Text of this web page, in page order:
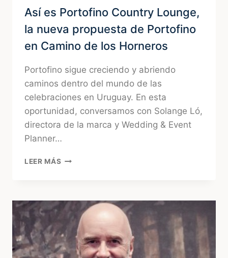
Así es Portofino Country Lounge,
la nueva propuesta de Portofino
en Camino de los Horneros
Portofino sigue creciendo y abriendo
caminos dentro del mundo de las
celebraciones en Uruguay. En esta
oportunidad, conversamos con Solange Ló,
directora de la marca y Wedding & Event
Planner…
LEER MÁS ASÍ
LOUNGE,
LA
NUEVA
PROPUESTA
DE
PORTOFINO